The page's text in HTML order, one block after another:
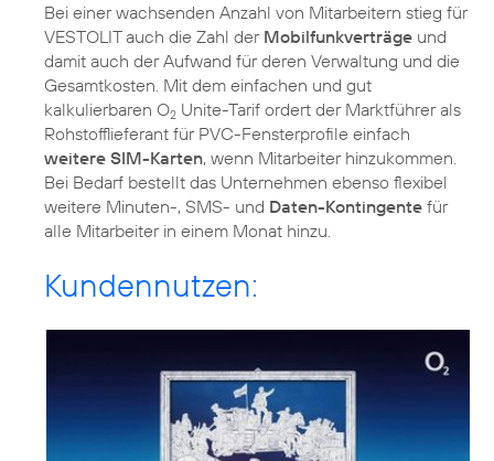
Bei einer wachsenden Anzahl von Mitarbeitern stieg für
VESTOLIT auch die Zahl der Mobilfunkverträge und
damit auch der Aufwand für deren Verwaltung und die
Gesamtkosten. Mit dem einfachen und gut
kalkulierbaren O2 Unite-Tarif ordert der Marktführer als
Rohstofflieferant für PVC-Fensterprofile einfach
weitere SIM-Karten, wenn Mitarbeiter hinzukommen.
Bei Bedarf bestellt das Unternehmen ebenso flexibel
weitere Minuten-, SMS- und Daten-Kontingente für
alle Mitarbeiter in einem Monat hinzu.
Kundennutzen: